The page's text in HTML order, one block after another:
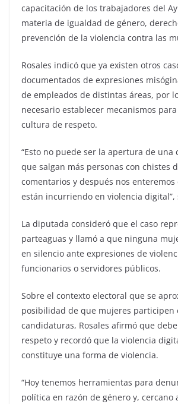
capacitación de los trabajadores del
materia de igualdad de género,
prevención de la violencia contra las
Rosales indicó que ya existen otros
documentados de expresiones
de empleados de distintas áreas, por
necesario establecer mecanismos
cultura de respeto.
“Esto no puede ser la apertura de una
que salgan más personas con chistes
comentarios y después nos
están incurriendo en violencia digital”,
La diputada consideró que el caso
parteaguas y llamó a que ninguna
en silencio ante expresiones de
funcionarios o servidores públicos.
Sobre el contexto electoral que se
posibilidad de que mujeres participen
candidaturas, Rosales afirmó que
respeto y recordó que la violencia
constituye una forma de violencia.
“Hoy tenemos herramientas para
política en razón de género y, cercano